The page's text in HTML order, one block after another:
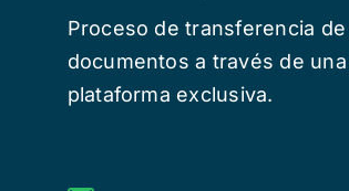
Proceso de transferencia de
documentos a través de una
plataforma exclusiva.